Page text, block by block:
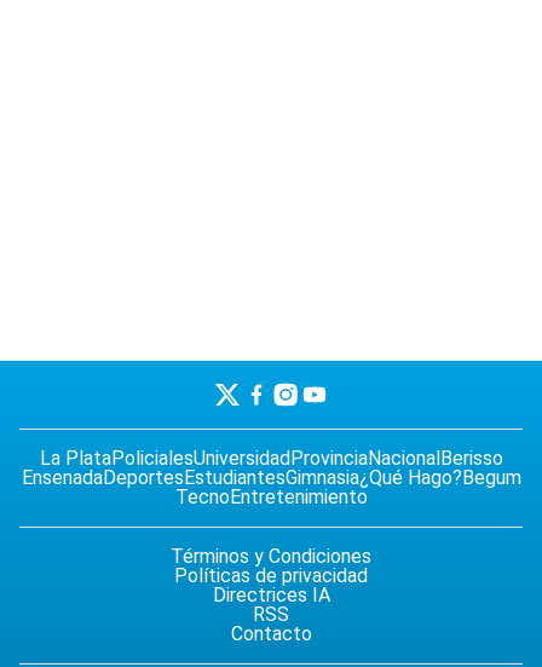
La PlataPolicialesUniversidadProvinciaNacionalBerisso
EnsenadaDeportesEstudiantesGimnasia¿Qué Hago?Begum
TecnoEntretenimiento
Términos y Condiciones
Políticas de privacidad
Directrices IA
RSS
Contacto